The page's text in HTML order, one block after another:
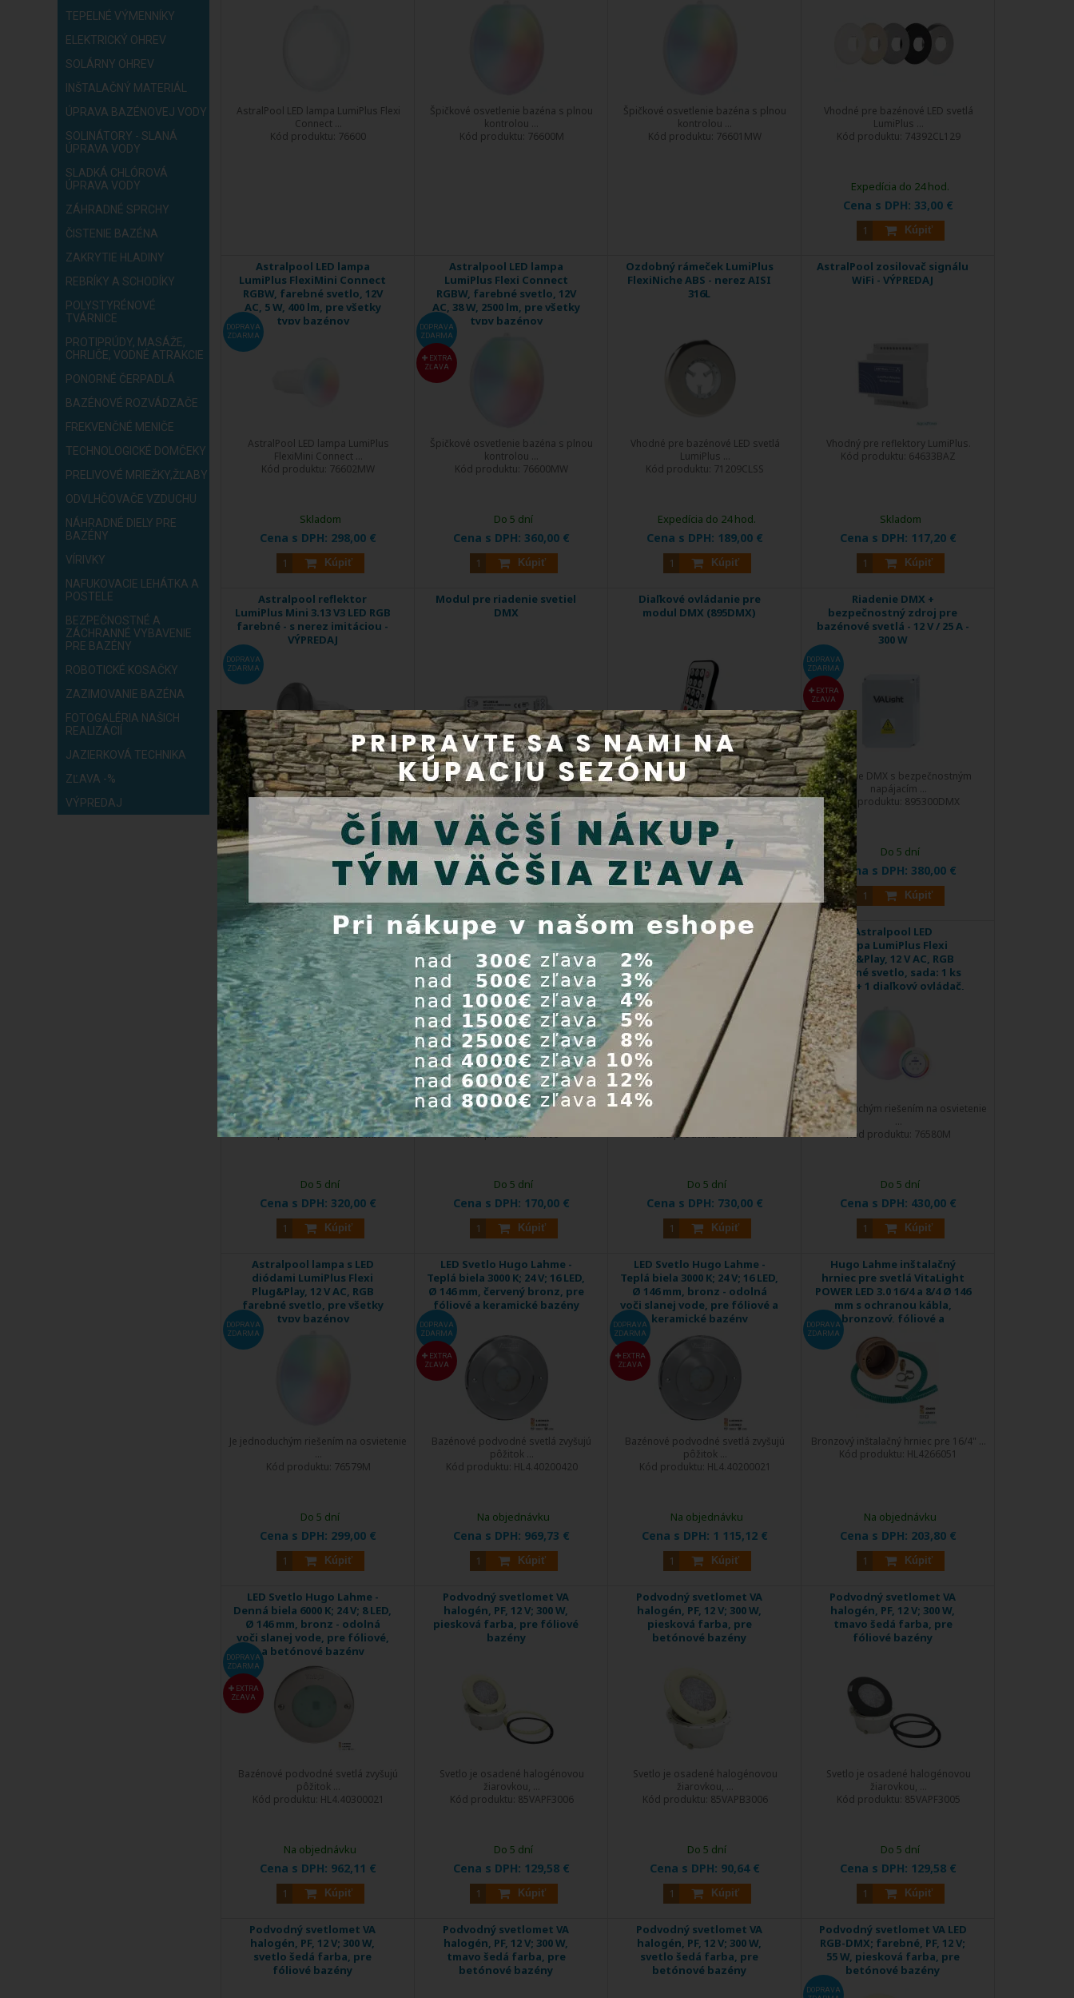
TEPELNÉ VÝMENNÍKY
ELEKTRICKÝ OHREV
SOLÁRNY OHREV
INŠTALAČNÝ MATERIÁL
ÚPRAVA BAZÉNOVEJ VODY
SOLINÁTORY - SLANÁ
ÚPRAVA VODY
SLADKÁ CHLÓROVÁ
ÚPRAVA VODY
ZÁHRADNÉ SPRCHY
ČISTENIE BAZÉNA
ZAKRYTIE HLADINY
REBRÍKY A SCHODÍKY
POLYSTYRÉNOVÉ
TVÁRNICE
PROTIPRÚDY, MASÁŽE,
CHRLIČE, VODNÉ ATRAKCIE
PONORNÉ ČERPADLÁ
BAZÉNOVÉ ROZVÁDZAČE
FREKVENČNÉ MENIČE
TECHNOLOGICKÉ DOMČEKY
PRELIVOVÉ MRIEŽKY,ŽĽABY
ODVLHČOVAČE VZDUCHU
NÁHRADNÉ DIELY PRE
BAZÉNY
VÍRIVKY
NAFUKOVACIE LEHÁTKA A
POSTELE
BEZPEČNOSTNÉ A
ZÁCHRANNÉ VYBAVENIE
PRE BAZÉNY
ROBOTICKÉ KOSAČKY
ZAZIMOVANIE BAZÉNA
FOTOGALÉRIA NAŠICH
REALIZÁCIÍ
JAZIERKOVÁ TECHNIKA
ZĽAVA -%
VÝPREDAJ
AstralPool LED lampa LumiPlus Flexi
Connect ...
Kód produktu: 76600
Špičkové osvetlenie bazéna s plnou
kontrolou ...
Kód produktu: 76600M
Špičkové osvetlenie bazéna s plnou
kontrolou ...
Kód produktu: 76601MW
Vhodné pre bazénové LED svetlá
LumiPlus ...
Kód produktu: 74392CL129
Cena s DPH: 33,00 €
Kúpiť
Expedícia do 24 hod.
Astralpool LED lampa
LumiPlus FlexiMini Connect
RGBW, farebné svetlo, 12V
AC, 5 W, 400 lm, pre všetky
typy bazénov
DOPRAVA
ZDARMA
AstralPool LED lampa LumiPlus
FlexiMini Connect ...
Kód produktu: 76602MW
Cena s DPH: 298,00 €
Kúpiť
Skladom
Astralpool LED lampa
LumiPlus Flexi Connect
RGBW, farebné svetlo, 12V
AC, 38 W, 2500 lm, pre všetky
typy bazénov
DOPRAVA
ZDARMA
EXTRA
ZĽAVA
Špičkové osvetlenie bazéna s plnou
kontrolou ...
Kód produktu: 76600MW
Cena s DPH: 360,00 €
Kúpiť
Do 5 dní
Ozdobný rámeček LumiPlus
FlexiNiche ABS - nerez AISI
316L
Vhodné pre bazénové LED svetlá
LumiPlus ...
Kód produktu: 71209CLSS
Cena s DPH: 189,00 €
Kúpiť
Expedícia do 24 hod.
AstralPool zosilovač signálu
WiFi - VÝPREDAJ
Vhodný pre reflektory LumiPlus.
Kód produktu: 64633BAZ
Cena s DPH: 117,20 €
Kúpiť
Skladom
Astralpool reflektor
LumiPlus Mini 3.13 V3 LED RGB
farebné - s nerez imitáciou -
VÝPREDAJ
DOPRAVA
ZDARMA
Je jednoduchým riešením na osvietenie
...
Kód produktu:59974BAZ
235,00 €
Skladom
Modul pre riadenie svetiel
DMX
Ovládací systém DMX (Digital
MultipleXed) ...
Kód produktu:895DMX
Cena s DPH: 139,00 €
Do 5 dní
Diaľkové ovládanie pre
modul DMX (895DMX)
Praktický doplnok určený pre
ovládanie ...
Kód produktu:895DMXRC
Cena s DPH:49,00 €
Kúpiť
Do 5 dní
Riadenie DMX +
bezpečnostný zdroj pre
bazénové svetlá - 12 V / 25 A -
300 W
DOPRAVA
ZDARMA
EXTRA
ZĽAVA
Riadenie DMX s bezpečnostným
napájacím ...
Kód produktu: 895300DMX
Cena s DPH: 380,00 €
Kúpiť
Do 5 dní
Riadenie DMX +
bezpečnostný zdroj pre
bazénové svetlá - 12 V / 12,5 A
- 150 W
DOPRAVA
ZDARMA
EXTRA
ZĽAVA
Riadenie DMX s bezpečnostným
napájacím ...
Kód produktu:895150DMX
Cena s DPH: 320,00 €
Kúpiť
Do 5 dní
Astralpool diaľkový ovládač k
reflektorom LumiPlus
Plug&Play
Diaľkový ovládač Plug&Play je
intuitívne ...
Kód produktu:74399
Cena s DPH: 170,00 €
Kúpiť
Do 5 dní
Astralpool LED
lampa LumiPlus Flexi
Plug&Play, 12 V AC, RGB
farebné svetlo, sada: 2 ks
lampa + 1 diaľkový ovládač,
pre všetky typy bazénov
DOPRAVA
ZDARMA
EXTRA
ZĽAVA
Je jednoduchým riešením na osvietenie
Kód produktu:76581M
Cena s DPH: 730,00 €
Kúpiť
Do 5 dní
Astralpool LED
lampa LumiPlus Flexi
Plug&Play, 12 V AC, RGB
farebné svetlo, sada: 1 ks
lampa + 1 diaľkový ovládač,
pre všetky typy bazénov
DOPRAVA
ZDARMA
EXTRA
ZĽAVA
Je jednoduchým riešením na osvietenie
Kód produktu: 76580M
Cena s DPH: 430,00 €
Kúpiť
Do 5 dní
Astralpool lampa s LED
diódami LumiPlus Flexi
Plug&Play, 12 V AC, RGB
farebné svetlo, pre všetky
typy bazénov
DOPRAVA
ZDARMA
Je jednoduchým riešením na osvietenie
Kód produktu: 76579M
Cena s DPH: 299,00 €
Kúpiť
Do 5 dní
LED Svetlo Hugo Lahme -
Teplá biela 3000 K; 24 V; 16 LED,
Ø 146 mm, červený bronz, pre
fóliové a keramické bazény
DOPRAVA
ZDARMA
EXTRA
ZĽAVA
Bazénové podvodné svetlá zvyšujú
pôžitok ...
Kód produktu: HL4.40200420
Cena s DPH: 969,73 €
Kúpiť
Na objednávku
LED Svetlo Hugo Lahme -
Teplá biela 3000 K; 24 V; 16 LED,
Ø 146 mm, bronz - odolná
voči slanej vode, pre fóliové a
keramické bazény
DOPRAVA
ZDARMA
EXTRA
ZĽAVA
Bazénové podvodné svetlá zvyšujú
pôžitok ...
Kód produktu: HL4.40200021
Cena s DPH: 1 115,12 €
Kúpiť
Na objednávku
Hugo Lahme inštalačný
hrniec pre svetlá VitaLight
POWER LED 3.0 16/4 a 8/4 Ø 146
mm s ochranou kábla,
bronzový, fóliové a
DOPRAVA
ZDARMA
Bronzový inštalačný hrniec pre 16/4" ...
Kód produktu: HL4266051
Cena s DPH: 203,80 €
Kúpiť
Na objednávku
LED Svetlo Hugo Lahme -
Denná biela 6000 K; 24 V; 8 LED,
Ø 146 mm, bronz - odolná
voči slanej vode, pre fóliové,
a betónové bazény
DOPRAVA
ZDARMA
EXTRA
ZĽAVA
Bazénové podvodné svetlá zvyšujú
pôžitok ...
Kód produktu: HL4.40300021
Cena s DPH: 962,11 €
Kúpiť
Na objednávku
Podvodný svetlomet VA
halogén, PF, 12 V; 300 W,
piesková farba, pre fóliové
bazény
Svetlo je osadené halogénovou
žiarovkou, ...
Kód produktu: 85VAPF3006
Cena s DPH: 129,58 €
Kúpiť
Do 5 dní
Podvodný svetlomet VA
halogén, PF, 12 V; 300 W,
piesková farba, pre
betónové bazény
Svetlo je osadené halogénovou
žiarovkou, ...
Kód produktu: 85VAPB3006
Cena s DPH: 90,64 €
Kúpiť
Do 5 dní
Podvodný svetlomet VA
halogén, PF, 12 V; 300 W,
tmavo šedá farba, pre
fóliové bazény
Svetlo je osadené halogénovou
žiarovkou, ...
Kód produktu: 85VAPF3005
Cena s DPH: 129,58 €
Kúpiť
Do 5 dní
Podvodný svetlomet VA
halogén, PF, 12 V; 300 W,
svetlo šedá farba, pre
fóliové bazény
Podvodný svetlomet VA
halogén, PF, 12 V; 300 W,
tmavo šedá farba, pre
betónové bazény
Podvodný svetlomet VA
halogén, PF, 12 V; 300 W,
svetlo šedá farba, pre
betónové bazény
Podvodný svetlomet VA LED
RGB-DMX; farebné, PF, 12 V;
55 W, piesková farba, pre
betónové bazény
DOPRAVA